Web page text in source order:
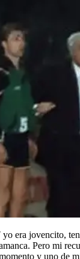
era jovencito,
Pero mi
y uno de